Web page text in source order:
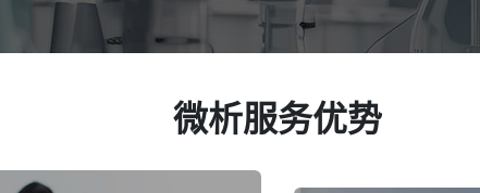
微析服务优势